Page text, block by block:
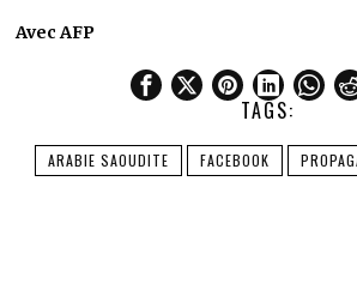
Avec AFP
TAGS:
ARABIE SAOUDITE FACEBOOK